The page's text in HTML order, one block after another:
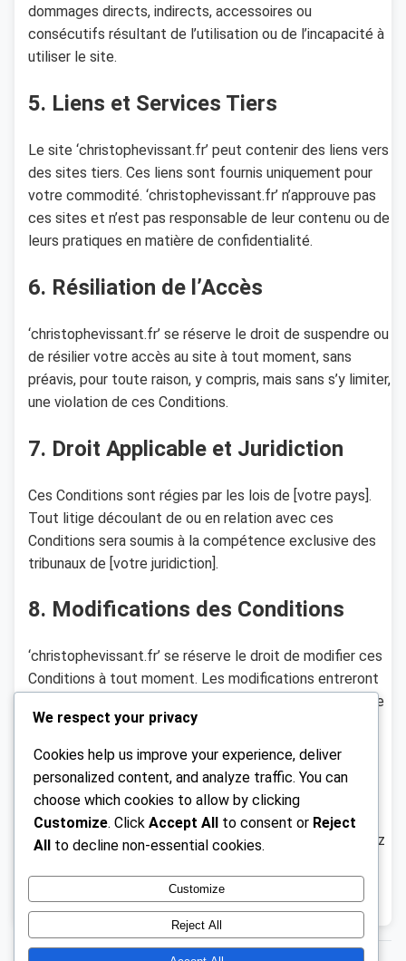
dommages directs, indirects, accessoires ou
consécutifs résultant de l’utilisation ou de l’incapacité à
utiliser le site.
5. Liens et Services Tiers
Le site ‘christophevissant.fr’ peut contenir des liens vers
des sites tiers. Ces liens sont fournis uniquement pour
votre commodité. ‘christophevissant.fr’ n’approuve pas
ces sites et n’est pas responsable de leur contenu ou de
leurs pratiques en matière de confidentialité.
6. Résiliation de l’Accès
‘christophevissant.fr’ se réserve le droit de suspendre ou
de résilier votre accès au site à tout moment, sans
préavis, pour toute raison, y compris, mais sans s’y limiter,
une violation de ces Conditions.
7. Droit Applicable et Juridiction
Ces Conditions sont régies par les lois de [votre pays].
Tout litige découlant de ou en relation avec ces
Conditions sera soumis à la compétence exclusive des
tribunaux de [votre juridiction].
8. Modifications des Conditions
‘christophevissant.fr’ se réserve le droit de modifier ces
Conditions à tout moment. Les modifications entreront
en vigueur dès leur publication sur le site. Il est de votre
responsabilité de consulter régulièrement ces
Conditions.
9. Informations de Contact
Pour toute question concernant ces Conditions, veuillez
legal@christophevissant.fr.
We respect your privacy
Cookies help us improve your experience, deliver
personalized content, and analyze traffic. You can
choose which cookies to allow by clicking
Customize. Click Accept All to consent or Reject
All to decline non-essential cookies.
Customize
Reject All